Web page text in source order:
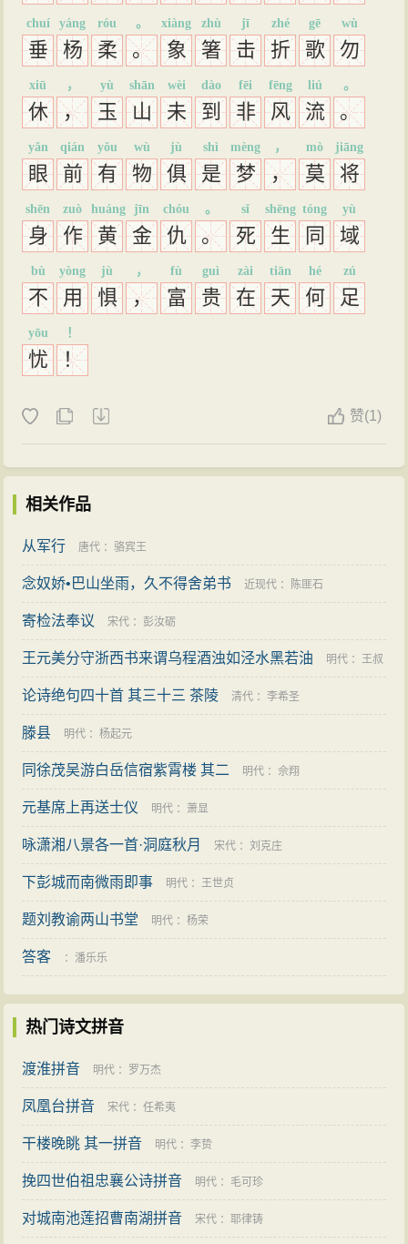
垂
chuí
杨
yáng
柔
róu
。
。
象
xiàng
箸
zhù
击
jī
折
zhé
歌
gē
勿
wù
休
xiū
，
，
玉
yù
山
shān
未
wèi
到
dào
非
fēi
风
fēng
流
liú
。
。
眼
yǎn
前
qián
有
yǒu
物
wù
俱
jù
是
shì
梦
mèng
，
，
莫
mò
将
jiāng
身
shēn
作
zuò
黄
huáng
金
jīn
仇
chóu
。
。
死
sǐ
生
shēng
同
tóng
域
yù
不
bù
用
yòng
惧
jù
，
，
富
fù
贵
guì
在
zài
天
tiān
何
hé
足
zú
忧
yōu
！
！
赞(1)
相关作品
从军行 唐代 ：骆宾王
念奴娇•巴山坐雨，久不得舍弟书 近现代 ： 陈匪石
寄检法奉议 宋代 ： 彭汝砺
王元美分守浙西书来谓乌程酒浊如泾水黑若油 明代 ：王叔
承
论诗绝句四十首 其三十三 茶陵 清代 ：李希圣
滕县 明代 ：杨起元
同徐茂吴游白岳信宿紫霄楼 其二 明代 ：佘翔
元基席上再送士仪 明代 ： 萧显
咏潇湘八景各一首·洞庭秋月 宋代 ：刘克庄
下彭城而南微雨即事 明代 ：王世贞
题刘教谕两山书堂 明代 ：杨荣
答客 ： 潘乐乐
热门诗文拼音
渡淮拼音 明代 ： 罗万杰
凤凰台拼音 宋代 ：任希夷
干楼晚眺 其一拼音 明代 ：李贽
挽四世伯祖忠襄公诗拼音 明代 ： 毛可珍
对城南池莲招曹南湖拼音 宋代 ：耶律铸